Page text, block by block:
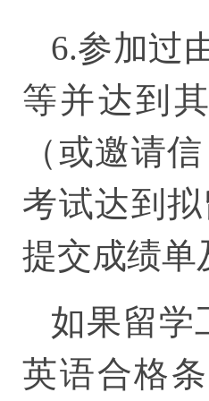
6.参加过
等并达到
（或邀请
考试达到
提交成绩单
如果留学
英语合格